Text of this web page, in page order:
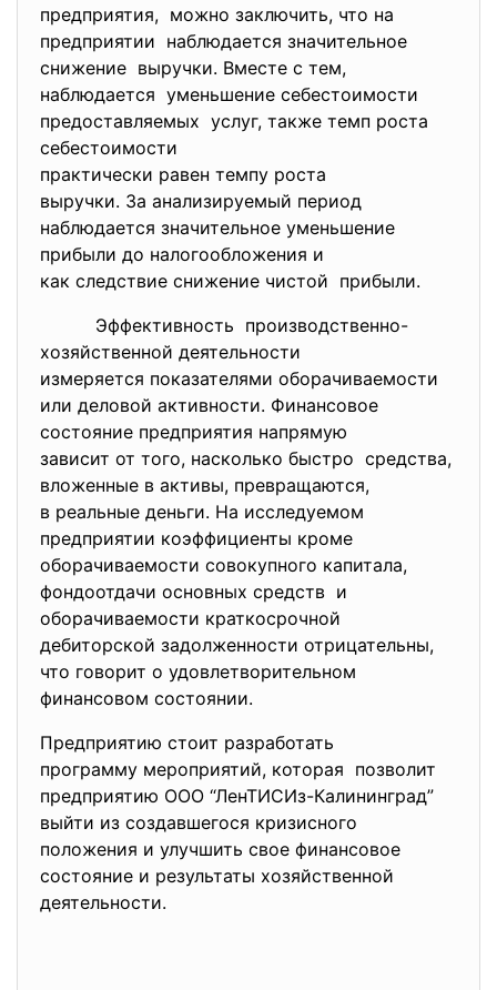
предприятия, можно заключить, что на
предприятии наблюдается значительное
снижение выручки. Вместе с тем,
наблюдается уменьшение себестоимости
предоставляемых услуг, также темп роста
себестоимости
практически равен темпу роста
выручки. За анализируемый период
наблюдается значительное уменьшение
прибыли до налогообложения и
как следствие снижение чистой прибыли.
Эффективность производственно-
хозяйственной деятельности
измеряется показателями оборачиваемости
или деловой активности. Финансовое
состояние предприятия напрямую
зависит от того, насколько быстро средства,
вложенные в активы, превращаются,
в реальные деньги. На исследуемом
предприятии коэффициенты кроме
оборачиваемости совокупного капитала,
фондоотдачи основных средств и
оборачиваемости краткосрочной
дебиторской задолженности отрицательны,
что говорит о удовлетворительном
финансовом состоянии.
Предприятию стоит разработать
программу мероприятий, которая позволит
предприятию ООО “ЛенТИСИз-Калининград”
выйти из создавшегося кризисного
положения и улучшить свое финансовое
состояние и результаты хозяйственной
деятельности.